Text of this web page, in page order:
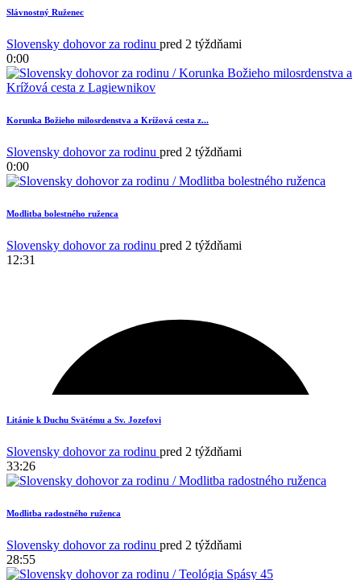
1
Slávnostný Ruženec
Slovensky dohovor za rodinu pred 2 týždňami
0:00
Korunka Božieho milosrdenstva a Krížová cesta z...
Slovensky dohovor za rodinu pred 2 týždňami
0:00
Modlitba bolestného ruženca
Slovensky dohovor za rodinu pred 2 týždňami
12:31
Litánie k Duchu Svätému a Sv. Jozefovi
Slovensky dohovor za rodinu pred 2 týždňami
33:26
Modlitba radostného ruženca
Slovensky dohovor za rodinu pred 2 týždňami
28:55